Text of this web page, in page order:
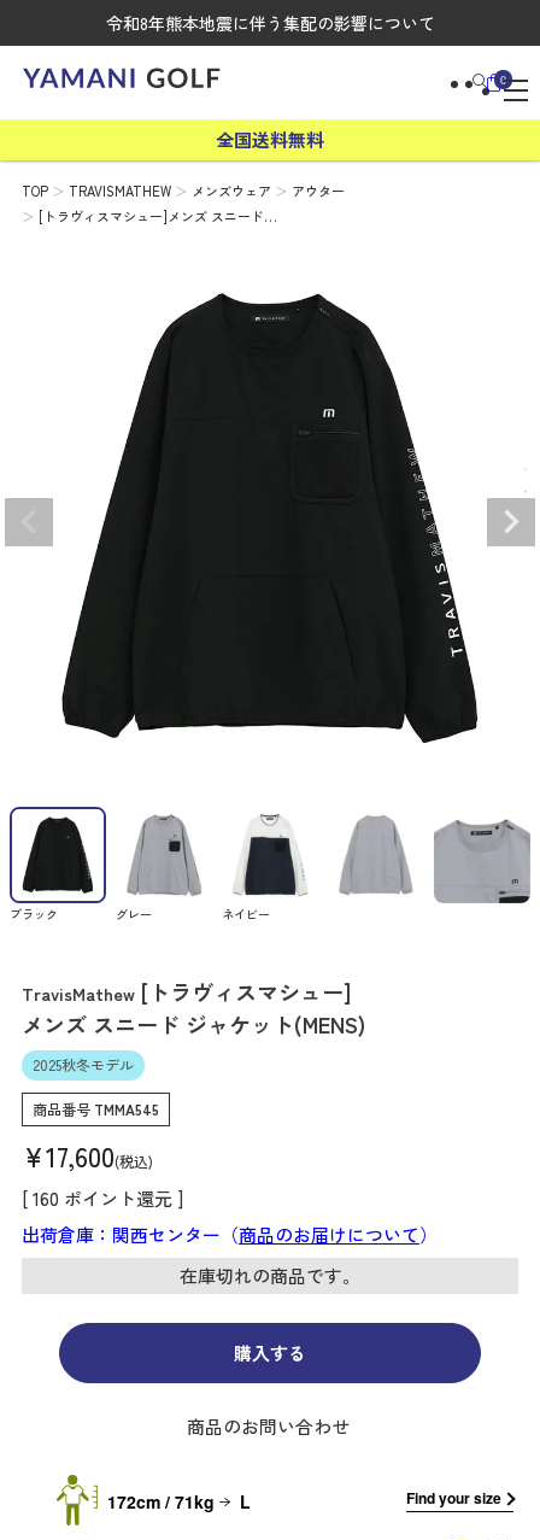
令和8年熊本地震に伴う集配の影響について
0
全国送料無料
TOP TRAVISMATHEW メンズウェア
アウター
[トラヴィスマシュー]メンズ スニード…
ブラック グレー ネイビー
TravisMathew [トラヴィスマシュー]
メンズ スニード ジャケット(MENS)
2025秋冬モデル
商品番号 TMMA545
¥17,600 税込
[160 ポイント還元 ]
出荷倉庫：関西センター（商品のお届けについて）
在庫切れの商品です。
購入する
商品のお問い合わせ
172cm / 71kg L Find your size